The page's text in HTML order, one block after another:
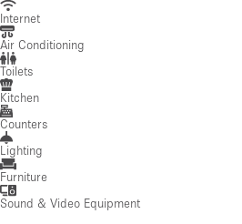
Internet
Air Conditioning
Toilets
Kitchen
Counters
Lighting
Furniture
Sound & Video Equipment